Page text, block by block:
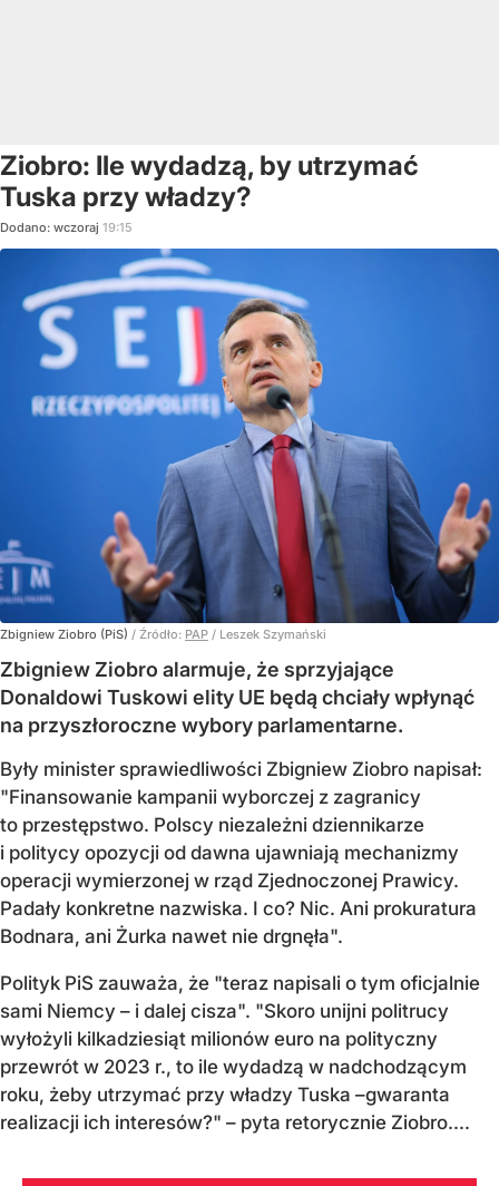
Ziobro: Ile wydadzą, by utrzymać
Tuska przy władzy?
Dodano: wczoraj 19:15
Zbigniew Ziobro (PiS) / Źródło: PAP / Leszek Szymański
Zbigniew Ziobro alarmuje, że sprzyjające
Donaldowi Tuskowi elity UE będą chciały wpłynąć
na przyszłoroczne wybory parlamentarne.
Były minister sprawiedliwości Zbigniew Ziobro napisał:
"Finansowanie kampanii wyborczej z zagranicy
to przestępstwo. Polscy niezależni dziennikarze
i politycy opozycji od dawna ujawniają mechanizmy
operacji wymierzonej w rząd Zjednoczonej Prawicy.
Padały konkretne nazwiska. I co? Nic. Ani prokuratura
Bodnara, ani Żurka nawet nie drgnęła".
Polityk PiS zauważa, że "teraz napisali o tym oficjalnie
sami Niemcy – i dalej cisza". "Skoro unijni politrucy
wyłożyli kilkadziesiąt milionów euro na polityczny
przewrót w 2023 r., to ile wydadzą w nadchodzącym
roku, żeby utrzymać przy władzy Tuska –gwaranta
realizacji ich interesów?" – pyta retorycznie Ziobro....